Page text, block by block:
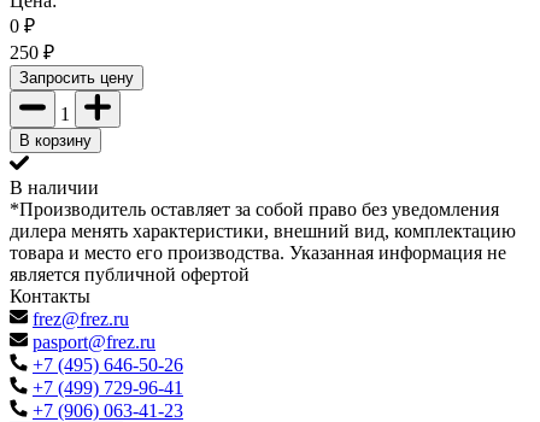
0 ₽
250 ₽
Запросить цену
1
В корзину
В наличии
*Производитель оставляет за собой право без уведомления
дилера менять характеристики, внешний вид, комплектацию
товара и место его производства. Указанная информация не
является публичной офертой
Контакты
frez@frez.ru
pasport@frez.ru
+7 (495) 646-50-26
+7 (499) 729-96-41
+7 (906) 063-41-23